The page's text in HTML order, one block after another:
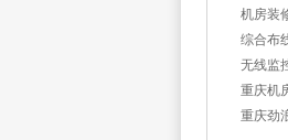
机房装
综合布
无线监
重庆机
重庆劲